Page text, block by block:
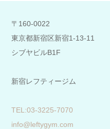
〒160-0022
東京都新宿区新宿1-13-11
シブヤビルB1F
新宿レフティージム
​TEL:03-3225-7070
info@leftygym.com